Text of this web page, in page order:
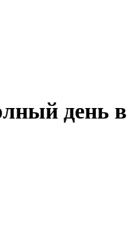
день в